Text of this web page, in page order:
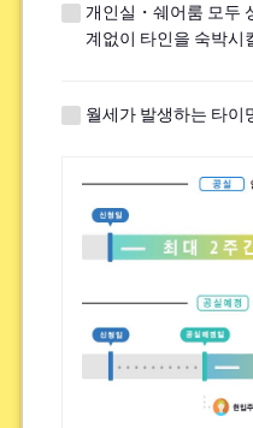
*
※전면 금연 하우스에는 흡연자는
자전거 주차장에 대해. *
필수 불필요
특기할 알레르기/지병 등
개인실・쉐어룸 모두
계없이 타인을 숙박시
월세가 발생하는 타이